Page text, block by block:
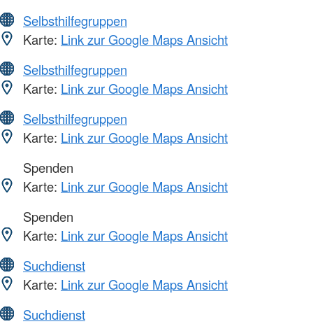
Selbsthilfegruppen
Karte: Link zur Google Maps Ansicht
Selbsthilfegruppen
Karte: Link zur Google Maps Ansicht
Selbsthilfegruppen
Karte: Link zur Google Maps Ansicht
Spenden
Karte: Link zur Google Maps Ansicht
Spenden
Karte: Link zur Google Maps Ansicht
Suchdienst
Karte: Link zur Google Maps Ansicht
Suchdienst